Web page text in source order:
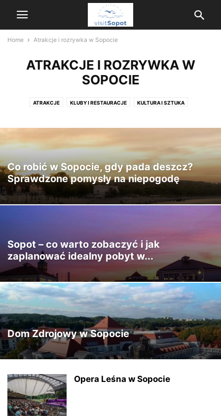
Home Atrakcje i rozrywka w Sopocie
ATRAKCJE I ROZRYWKA W
SOPOCIE
ATRAKCJE KLUBY I RESTAURACJE KULTURA I SZTUKA
Co robić w Sopocie, gdy pada deszcz?
Sprawdzone pomysły na niepogodę
Sopot – co warto zobaczyć i jak
zaplanować idealny pobyt w...
Dom Zdrojowy w Sopocie
Opera Leśna w Sopocie